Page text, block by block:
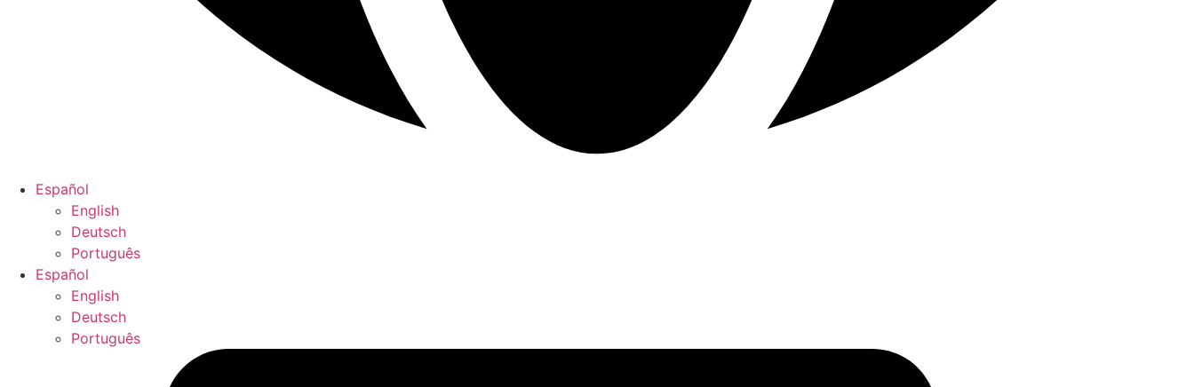
Español
English
Deutsch
Português
Español
English
Deutsch
Português